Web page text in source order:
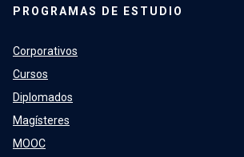
PROGRAMAS DE ESTUDIO
Corporativos
Cursos
Diplomados
Magísteres
MOOC